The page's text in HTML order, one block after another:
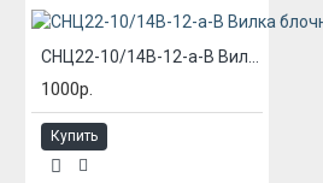
1000р.
Купить